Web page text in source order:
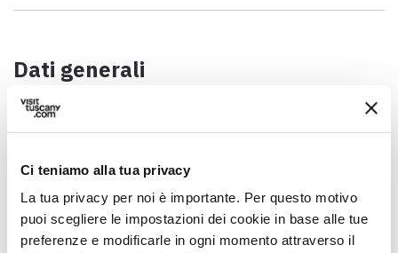
Ci teniamo alla tua privacy
La tua privacy per noi è importante. Per questo motivo
puoi scegliere le impostazioni dei cookie in base alle tue
preferenze e modificarle in ogni momento attraverso il
Dati generali
Data / Periodo
Venerdì Santo (ogni tre anni)
Indirizzo
Comune
Camaiore (LU)